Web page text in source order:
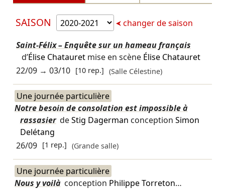
SAISON changer de saison
Saint-Félix – Enquête sur un hameau français
d’Élise Chatauretmise en scène Élise Chatauret
22/09→ 03/10 [10 rep.] (Salle Célestine)
Une journée particulière
Notre besoin de consolation est impossible à
rassasier deStig Dagerman conception Simon
Delétang
26/09 [1 rep.] (Grande salle)
Une journée particulière
Nous y voilà conception Philippe Torreton…